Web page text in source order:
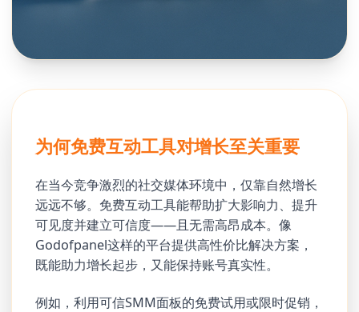
为何免费互动工具对增长至关重要
在当今竞争激烈的社交媒体环境中，仅靠自然增长
远远不够。免费互动工具能帮助扩大影响力、提升
可见度并建立可信度——且无需高昂成本。像
Godofpanel这样的平台提供高性价比解决方案，
既能助力增长起步，又能保持账号真实性。
例如，利用可信SMM面板的免费试用或限时促销，